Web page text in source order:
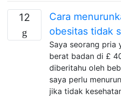
12
Cara
obesitas tidak
Saya seorang pria
berat badan di £
diberitahu oleh
saya perlu
jika tidak